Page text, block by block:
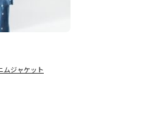
ムジャケット